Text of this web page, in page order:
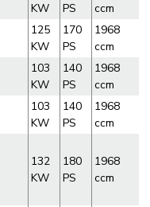
KW PS
ccm
125
KW
170
PS
1968
ccm
103
KW
140
PS
1968
ccm
103
KW
140
PS
1968
ccm
132
KW
180
PS
1968
ccm